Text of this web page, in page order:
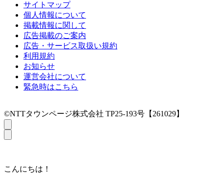
サイトマップ
個人情報について
掲載情報に関して
広告掲載のご案内
広告・サービス取扱い規約
利用規約
お知らせ
運営会社について
緊急時はこちら
©NTTタウンページ株式会社 TP25-193号【261029】
こんにちは！